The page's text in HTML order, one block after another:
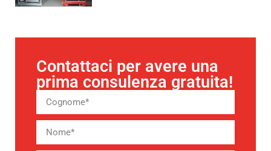
Contattaci per avere una
prima consulenza gratuita!